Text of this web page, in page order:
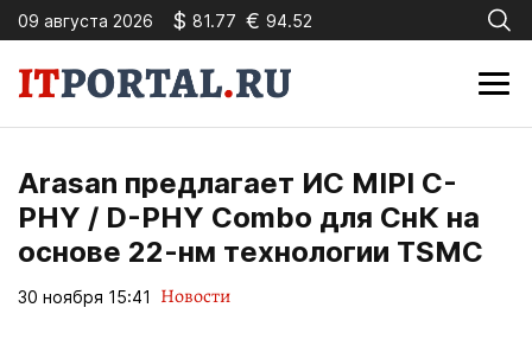
09 августа 2026 $ 81.77 € 94.52
Arasan предлагает ИС MIPI C-
PHY / D-PHY Combo для СнК на
основе 22-нм технологии TSMC
30 ноября 15:41 Новости